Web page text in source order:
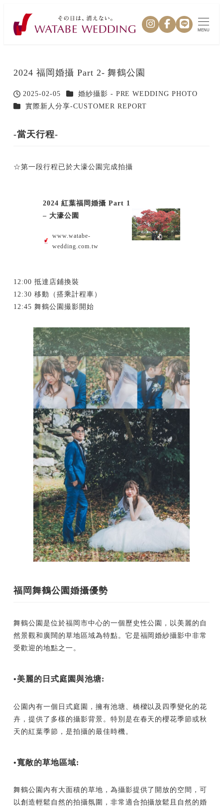
MENU
2024 福岡婚攝 Part 2- 舞鶴公園
投稿日
2025-02-05 カテゴリー
婚紗攝影 - PRE WEDDING PHOTO
カテゴリー
實際新人分享-CUSTOMER REPORT
-當天行程-
☆第一段行程已於大濠公園完成拍攝
2024 紅葉福岡婚攝 Part 1
– 大濠公園
www.watabe-
wedding.com.tw
12:00 抵達店鋪換裝
12:30 移動（搭乘計程車）
12:45 舞鶴公園撮影開始
福岡舞鶴公園婚攝優勢
舞鶴公園是位於福岡市中心的一個歷史性公園，以美麗的自
然景觀和廣闊的草地區域為特點。它是福岡婚紗攝影中非常
受歡迎的地點之一。
•美麗的日式庭園與池塘:
公園內有一個日式庭園，擁有池塘、橋樑以及四季變化的花
卉，提供了多樣的攝影背景。特別是在春天的櫻花季節或秋
天的紅葉季節，是拍攝的最佳時機。
•寬敞的草地區域:
舞鶴公園內有大面積的草地，為攝影提供了開放的空間，可
以創造輕鬆自然的拍攝氛圍，非常適合拍攝放鬆且自然的婚